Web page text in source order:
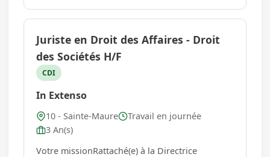
filière équine et des sciences. ...
Juriste en Droit des Affaires - Droit
des Sociétés H/F
CDI
In Extenso
10 - Sainte-Maure
Travail en journée
3 An(s)
Votre missionRattaché(e) à la Directrice